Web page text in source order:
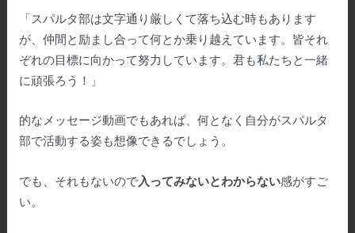
「スパルタ部は文字通り厳しくて落ち込む時もあります
が、仲間と励まし合って何とか乗り越えています。皆それ
ぞれの目標に向かって努力しています。君も私たちと一緒
に頑張ろう！」
的なメッセージ動画でもあれば、何となく自分がスパルタ
部で活動する姿も想像できるでしょう。
でも、それもないので入ってみないとわからない感がすご
い。